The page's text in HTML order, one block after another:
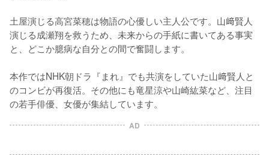
土屋演じる高宮菜穂は物語の心優しい主人公です。山﨑賢人
演じる成瀬翔を救うため、未来からの手紙に書いてある事実
と、どこか臆病な自分との間で奮闘します。
本作ではNHK朝ドラ『まれ』でも共演をしていた山﨑賢人と
のコンビが再復活。その他にも竜星涼や山崎紘菜など、注目
AD